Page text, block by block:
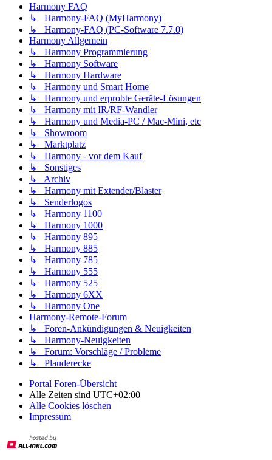
Harmony FAQ
↳ Harmony-FAQ (MyHarmony)
↳ Harmony-FAQ (PC-Software 7.7.0)
Harmony Allgemein
↳ Harmony Programmierung
↳ Harmony Software
↳ Harmony Hardware
↳ Harmony und Smart Home
↳ Harmony und erprobte Geräte-Lösungen
↳ Harmony mit IR/RF-Wandler
↳ Harmony und Media-PC / Mac-Mini, etc
↳ Showroom
↳ Marktplatz
↳ Harmony - vor dem Kauf
↳ Sonstiges
↳ Archiv
↳ Harmony mit Extender/Blaster
↳ Senderlogos
↳ Harmony 1100
↳ Harmony 1000
↳ Harmony 895
↳ Harmony 885
↳ Harmony 785
↳ Harmony 555
↳ Harmony 525
↳ Harmony 6XX
↳ Harmony One
Harmony-Remote-Forum
↳ Foren-Ankündigungen & Neuigkeiten
↳ Harmony-Neuigkeiten
↳ Forum: Vorschläge / Probleme
↳ Plauderecke
Portal Foren-Übersicht
Alle Zeiten sind UTC+02:00
Alle Cookies löschen
Impressum